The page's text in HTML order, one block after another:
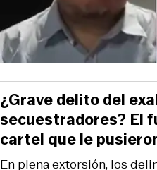
En plena extorsión, los
¿Grave delito del
secuestradores? El
cartel que le